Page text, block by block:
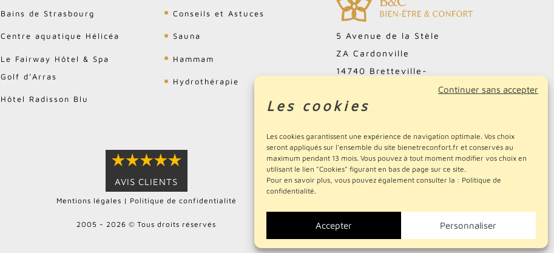
Les cookies
Les cookies garantissent une expérience de navigation optimale. Vos choix
seront appliqués sur l'ensemble du site bienetreconfort.fr et conservés au
maximum pendant 13 mois. Vous pouvez à tout moment modifier vos choix en
utilisant le lien "Cookies" figurant en bas de page sur ce site.
Pour en savoir plus, vous pouvez également consulter la : Politique de
confidentialité.
Accepter
Continuer sans accepter
Personnaliser
Bains de Strasbourg
Centre aquatique Hélicéa
Le Fairway Hôtel & Spa
Golf d’Arras
Hôtel Radisson Blu
Conseils et Astuces
Sauna
Hammam
Hydrothérapie
5 Avenue de la Stèle
ZA Cardonville
14740 Bretteville-
FRANCE
AVIS CLIENTS
Mentions légales | Politique de confidentialité
2005 - 2026 © Tous droits réservés